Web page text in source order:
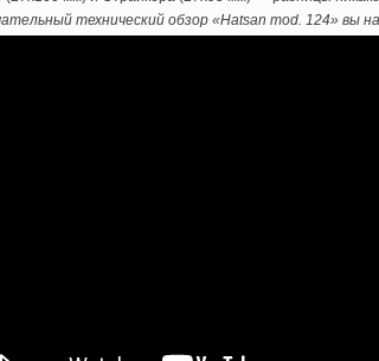
технический обзор «Hatsan mod. 124» вы